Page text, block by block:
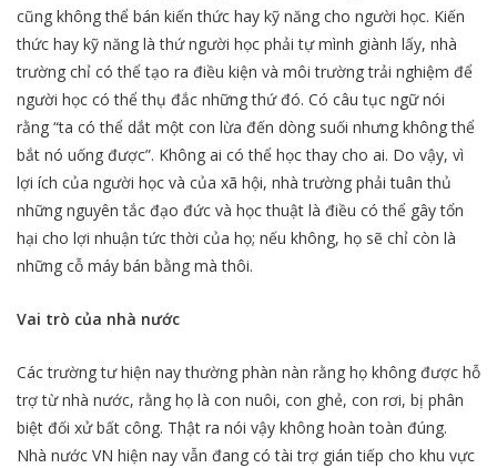
cũng không thể bán kiến thức hay kỹ năng cho người học. Kiến
thức hay kỹ năng là thứ người học phải tự mình giành lấy, nhà
trường chỉ có thể tạo ra điều kiện và môi trường trải nghiệm để
người học có thể thụ đắc những thứ đó. Có câu tục ngữ nói
rằng “ta có thể dắt một con lừa đến dòng suối nhưng không thể
bắt nó uống được”. Không ai có thể học thay cho ai. Do vậy, vì
lợi ích của người học và của xã hội, nhà trường phải tuân thủ
những nguyên tắc đạo đức và học thuật là điều có thể gây tổn
hại cho lợi nhuận tức thời của họ; nếu không, họ sẽ chỉ còn là
những cỗ máy bán bằng mà thôi.
Vai trò của nhà nước
Các trường tư hiện nay thường phàn nàn rằng họ không được hỗ
trợ từ nhà nước, rằng họ là con nuôi, con ghẻ, con rơi, bị phân
biệt đối xử bất công. Thật ra nói vậy không hoàn toàn đúng.
Nhà nước VN hiện nay vẫn đang có tài trợ gián tiếp cho khu vực